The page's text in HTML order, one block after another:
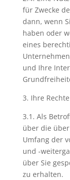
für Zwecke
dann, wenn
haben oder
eines
und Ihre
3. Ihre Rechte
3.1. Als
über die
Umfang der
und -
über Sie
zu erhalten.